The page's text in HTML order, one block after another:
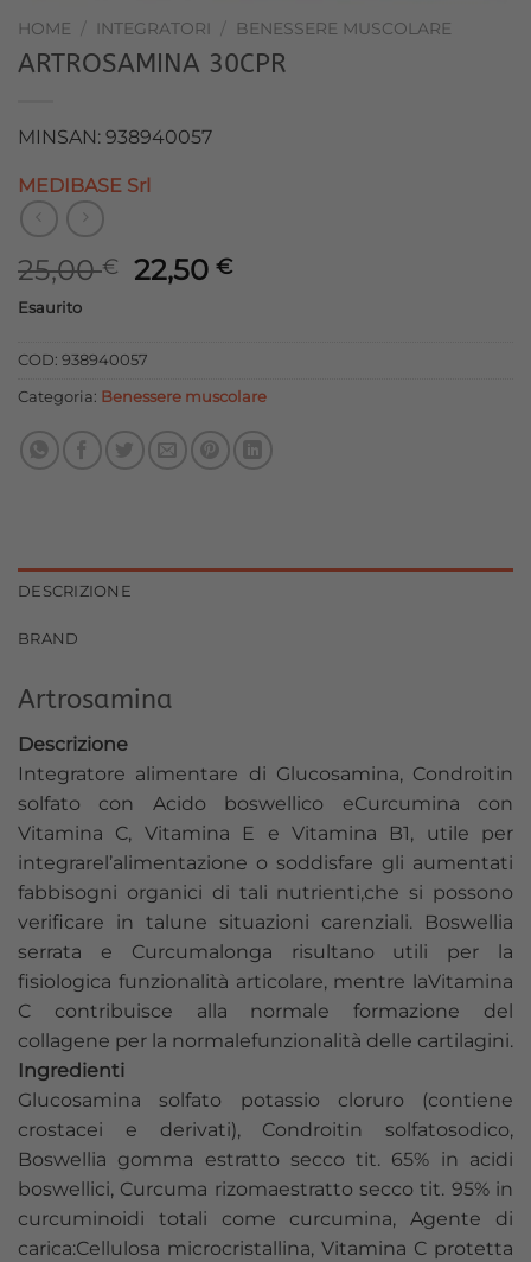
HOME / INTEGRATORI / BENESSERE MUSCOLARE
ARTROSAMINA 30CPR
MINSAN: 938940057
MEDIBASE Srl
25,00€
Il
era:
25,00 €.
22,50€Il
22,50 €.
Esaurito
COD: 938940057
Categoria: Benessere muscolare
DESCRIZIONE
BRAND
Artrosamina
Descrizione
Integratore alimentare di Glucosamina, Condroitin
solfato con Acido boswellico eCurcumina con
Vitamina C, Vitamina E e Vitamina B1, utile per
integrarel’alimentazione o soddisfare gli aumentati
fabbisogni organici di tali nutrienti,che si possono
verificare in talune situazioni carenziali. Boswellia
serrata e Curcumalonga risultano utili per la
fisiologica funzionalità articolare, mentre laVitamina
C contribuisce alla normale formazione del
collagene per la normalefunzionalità delle cartilagini.
Ingredienti
Glucosamina solfato potassio cloruro (contiene
crostacei e derivati), Condroitin solfatosodico,
Boswellia gomma estratto secco tit. 65% in acidi
boswellici, Curcuma rizomaestratto secco tit. 95% in
curcuminoidi totali come curcumina, Agente di
carica:Cellulosa microcristallina, Vitamina C protetta